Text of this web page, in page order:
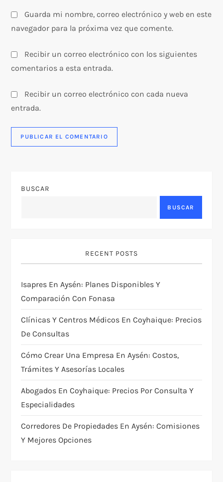
s
Guarda mi nombre, correo electrónico y web en este
navegador para la próxima vez que comente.
Recibir un correo electrónico con los siguientes
comentarios a esta entrada.
Recibir un correo electrónico con cada nueva
entrada.
BUSCAR
BUSCAR
RECENT POSTS
Isapres En Aysén: Planes Disponibles Y
Comparación Con Fonasa
Clínicas Y Centros Médicos En Coyhaique: Precios
De Consultas
Cómo Crear Una Empresa En Aysén: Costos,
Trámites Y Asesorías Locales
Abogados En Coyhaique: Precios Por Consulta Y
Especialidades
Corredores De Propiedades En Aysén: Comisiones
Y Mejores Opciones